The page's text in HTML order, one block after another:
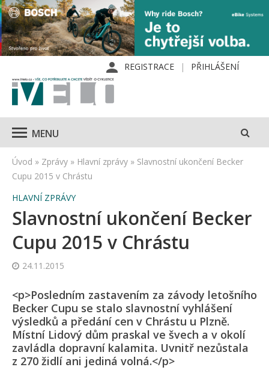
REGISTRACE PŘIHLÁŠENÍ
MENU
Úvod » Zprávy » Hlavní zprávy » Slavnostní ukončení Becker
Cupu 2015 v Chrástu
HLAVNÍ ZPRÁVY
Slavnostní ukončení Becker
Cupu 2015 v Chrástu
24.11.2015
<p>Posledním zastavením za závody letošního
Becker Cupu se stalo slavnostní vyhlášení
výsledků a předání cen v Chrástu u Plzně.
Místní Lidový dům praskal ve švech a v okolí
zavládla dopravní kalamita. Uvnitř nezůstala
z 270 židlí ani jediná volná.</p>